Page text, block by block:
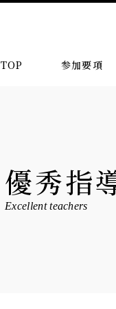
TOP 参加要項
優秀指
Excellent teachers